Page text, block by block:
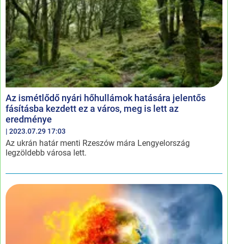
Az ismétlődő nyári hőhullámok hatására jelentős
fásításba kezdett ez a város, meg is lett az
eredménye
| 2023.07.29 17:03
Az ukrán határ menti Rzeszów mára Lengyelország
legzöldebb városa lett.